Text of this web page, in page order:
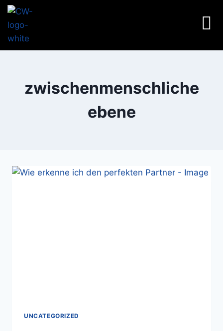
zwischenmenschliche
ebene
UNCATEGORIZED